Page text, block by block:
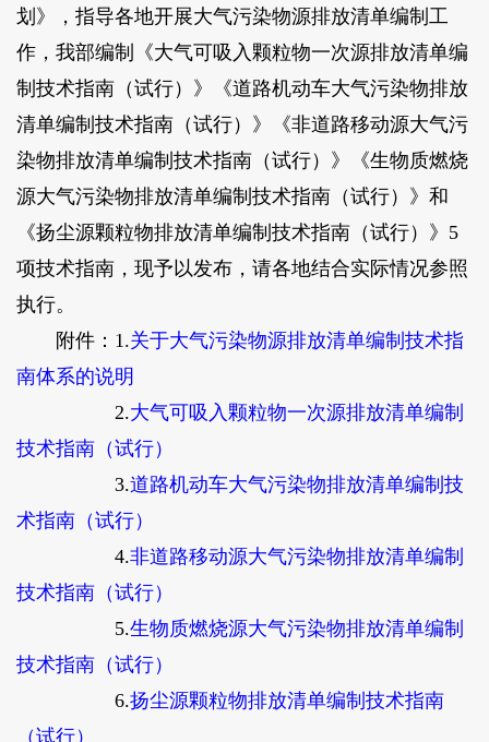
划》，指导各地开展大气污染物源排放清单编制工
作，我部编制《大气可吸入颗粒物一次源排放清单编
制技术指南（试行）》《道路机动车大气污染物排放
清单编制技术指南（试行）》《非道路移动源大气污
染物排放清单编制技术指南（试行）》《生物质燃烧
源大气污染物排放清单编制技术指南（试行）》和
《扬尘源颗粒物排放清单编制技术指南（试行）》5
项技术指南，现予以发布，请各地结合实际情况参照
执行。
附件：1.关于大气污染物源排放清单编制技术指
南体系的说明
2.大气可吸入颗粒物一次源排放清单编制
技术指南（试行）
3.道路机动车大气污染物排放清单编制技
术指南（试行）
4.非道路移动源大气污染物排放清单编制
技术指南（试行）
5.生物质燃烧源大气污染物排放清单编制
技术指南（试行）
6.扬尘源颗粒物排放清单编制技术指南
（试行）